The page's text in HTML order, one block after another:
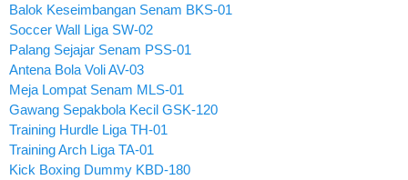
Balok Keseimbangan Senam BKS-01
Soccer Wall Liga SW-02
Palang Sejajar Senam PSS-01
Antena Bola Voli AV-03
Meja Lompat Senam MLS-01
Gawang Sepakbola Kecil GSK-120
Training Hurdle Liga TH-01
Training Arch Liga TA-01
Kick Boxing Dummy KBD-180